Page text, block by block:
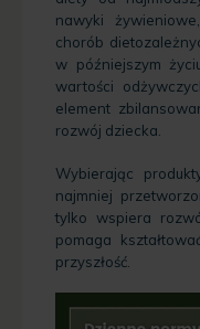
nawyki
chorób
w późniejszym
wartości
element
rozwój dziecka.
Wybierając
najmniej
tylko wspiera
pomaga
przyszłość.